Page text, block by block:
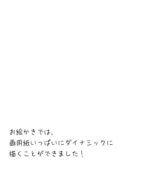
お絵かきでは、
画用紙いっぱいにダイナミックに
描くことができました！